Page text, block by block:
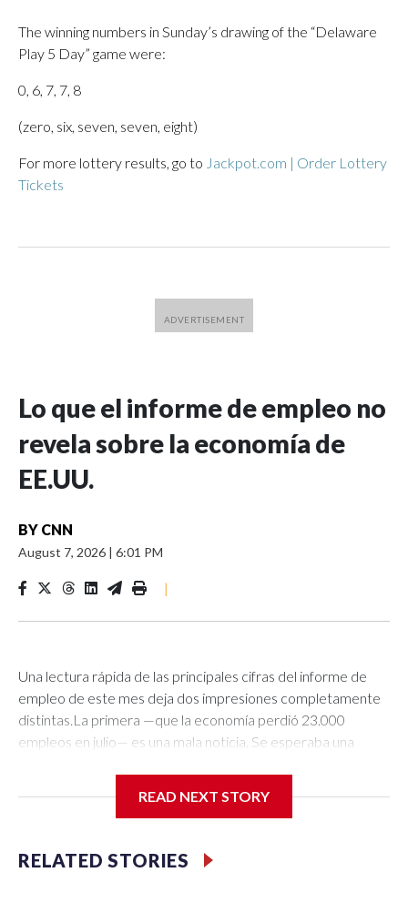
The winning numbers in Sunday’s drawing of the “Delaware
Play 5 Day” game were:
0, 6, 7, 7, 8
(zero, six, seven, seven, eight)
For more lottery results, go to Jackpot.com | Order Lottery
Tickets
Lo que el informe de empleo no
revela sobre la economía de
EE.UU.
BY CNN
August 7, 2026 | 6:01 PM
|
Una lectura rápida de las principales cifras del informe de
empleo de este mes deja dos impresiones completamente
distintas.La primera —que la economía perdió 23.000
empleos en julio— es una mala noticia. Se esperaba una
tasa de desempleo del 4,1 %, frente al 4,2 % de junio.
mercado estable para la mayoría de las personas que
buscan empleo o ya tienen uno.¿Qué está pasando? Mi
READ NEXT STORY
RELATED STORIES